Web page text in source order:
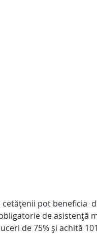
de asistenţă
de 75% şi achită